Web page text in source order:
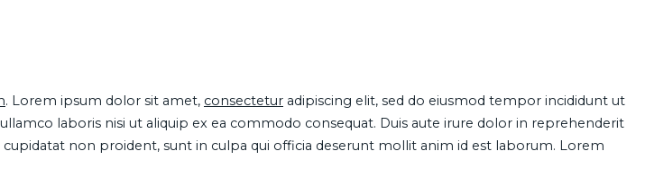
. Lorem ipsum dolor sit amet, consectetur adipiscing elit, sed do eiusmod tempor incididunt ut
laboris nisi ut aliquip ex ea commodo consequat. Duis aute irure dolor in reprehenderit
non proident, sunt in culpa qui officia deserunt mollit anim id est laborum. Lorem